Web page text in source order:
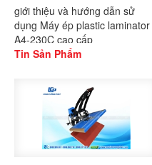
giới thiệu và hướng dẫn sử
dụng Máy ép plastic laminator
A4-230C cao cấp
Tin Sản Phẩm